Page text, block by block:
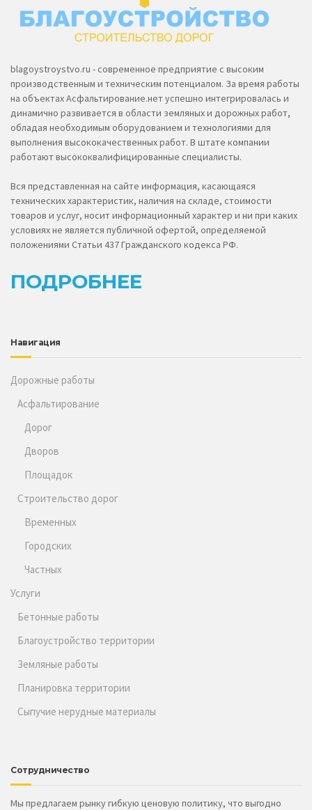
blagoystroystvo.ru - современное предприятие с высоким
производственным и техническим потенциалом. За время работы
на объектах Асфальтирование.нет успешно интегрировалась и
динамично развивается в области земляных и дорожных работ,
обладая необходимым оборудованием и технологиями для
выполнения высококачественных работ. В штате компании
работают высококвалифицированные специалисты.
Вся представленная на сайте информация, касающаяся
технических характеристик, наличия на складе, стоимости
товаров и услуг, носит информационный характер и ни при каких
условиях не является публичной офертой, определяемой
положениями Статьи 437 Гражданского кодекса РФ.
ПОДРОБНЕЕ
Навигация
Дорожные работы
Асфальтирование
Дорог
Дворов
Площадок
Строительство дорог
Временных
Городских
Частных
Услуги
Бетонные работы
Благоустройство территории
Земляные работы
Планировка территории
Сыпучие нерудные материалы
Сотрудничество
Мы предлагаем рынку гибкую ценовую политику, что выгодно